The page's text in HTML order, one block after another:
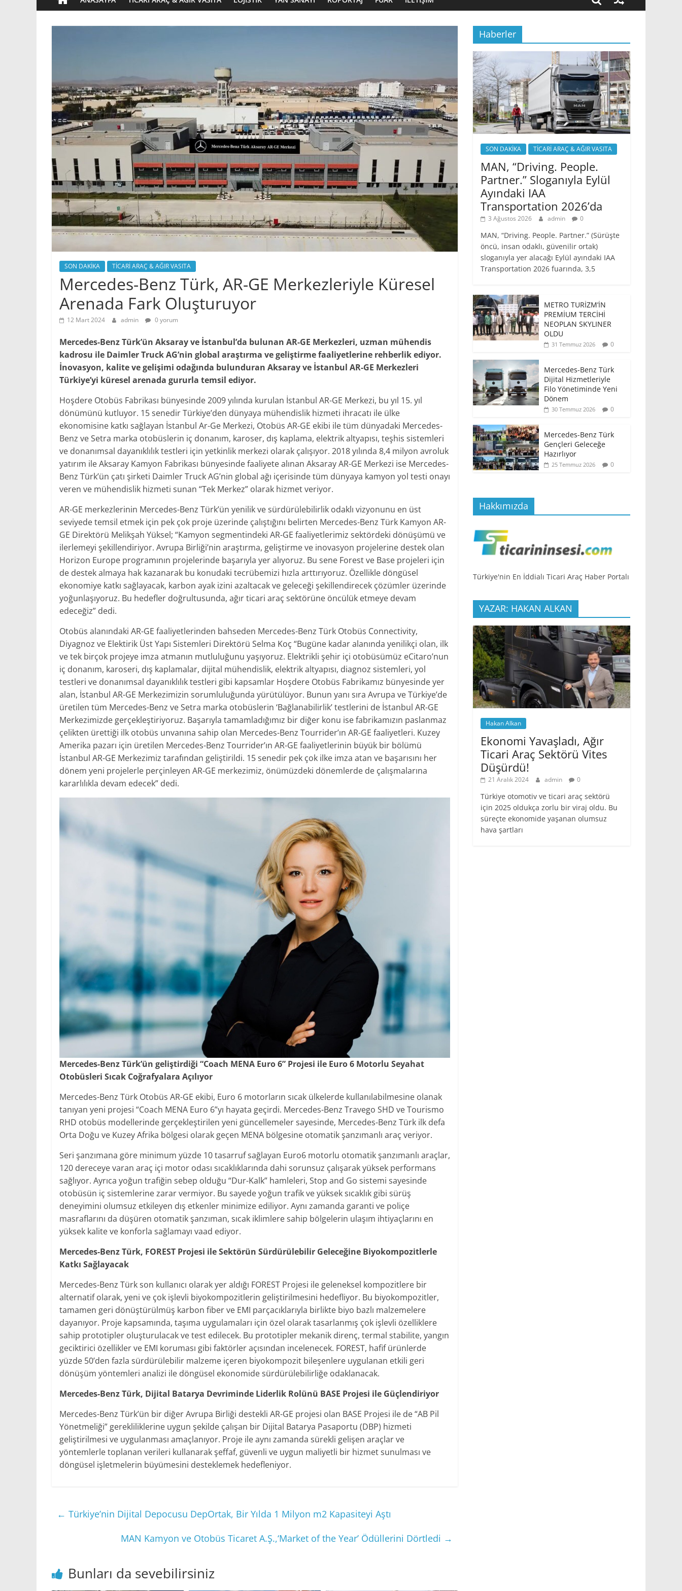
SON DAKİKA TİCARİ ARAÇ & AĞIR VASITA
Mercedes-Benz Türk, AR-GE Merkezleriyle Küresel
Arenada Fark Oluşturuyor
12 Mart 2024 admin 0 yorum
Mercedes-Benz Türk’ün Aksaray ve İstanbul’da bulunan AR-GE Merkezleri, uzman mühendis
kadrosu ile Daimler Truck AG’nin global araştırma ve geliştirme faaliyetlerine rehberlik ediyor.
İnovasyon, kalite ve gelişimi odağında bulunduran Aksaray ve İstanbul AR-GE Merkezleri
Türkiye’yi küresel arenada gururla temsil ediyor.
Hoşdere Otobüs Fabrikası bünyesinde 2009 yılında kurulan İstanbul AR-GE Merkezi, bu yıl 15. yıl
dönümünü kutluyor. 15 senedir Türkiye’den dünyaya mühendislik hizmeti ihracatı ile ülke
ekonomisine katkı sağlayan İstanbul Ar-Ge Merkezi, Otobüs AR-GE ekibi ile tüm dünyadaki Mercedes-
Benz ve Setra marka otobüslerin iç donanım, karoser, dış kaplama, elektrik altyapısı, teşhis sistemleri
ve donanımsal dayanıklılık testleri için yetkinlik merkezi olarak çalışıyor. 2018 yılında 8,4 milyon avroluk
yatırım ile Aksaray Kamyon Fabrikası bünyesinde faaliyete alınan Aksaray AR-GE Merkezi ise Mercedes-
Benz Türk’ün çatı şirketi Daimler Truck AG’nin global ağı içerisinde tüm dünyaya kamyon yol testi onayı
veren ve mühendislik hizmeti sunan “Tek Merkez” olarak hizmet veriyor.
AR-GE merkezlerinin Mercedes-Benz Türk’ün yenilik ve sürdürülebilirlik odaklı vizyonunu en üst
seviyede temsil etmek için pek çok proje üzerinde çalıştığını belirten Mercedes-Benz Türk Kamyon AR-
GE Direktörü Melikşah Yüksel; “Kamyon segmentindeki AR-GE faaliyetlerimiz sektördeki dönüşümü ve
ilerlemeyi şekillendiriyor. Avrupa Birliği’nin araştırma, geliştirme ve inovasyon projelerine destek olan
Horizon Europe programının projelerinde başarıyla yer alıyoruz. Bu sene Forest ve Base projeleri için
de destek almaya hak kazanarak bu konudaki tecrübemizi hızla arttırıyoruz. Özellikle döngüsel
ekonomiye katkı sağlayacak, karbon ayak izini azaltacak ve geleceği şekillendirecek çözümler üzerinde
yoğunlaşıyoruz. Bu hedefler doğrultusunda, ağır ticari araç sektörüne öncülük etmeye devam
edeceğiz” dedi.
Otobüs alanındaki AR-GE faaliyetlerinden bahseden Mercedes-Benz Türk Otobüs Connectivity,
Diyagnoz ve Elektirik Üst Yapı Sistemleri Direktörü Selma Koç “Bugüne kadar alanında yenilikçi olan, ilk
ve tek birçok projeye imza atmanın mutluluğunu yaşıyoruz. Elektrikli şehir içi otobüsümüz eCitaro’nun
iç donanım, karoseri, dış kaplamalar, dijital mühendislik, elektrik altyapısı, diagnoz sistemleri, yol
testleri ve donanımsal dayanıklılık testleri gibi kapsamlar Hoşdere Otobüs Fabrikamız bünyesinde yer
alan, İstanbul AR-GE Merkezimizin sorumluluğunda yürütülüyor. Bunun yanı sıra Avrupa ve Türkiye’de
üretilen tüm Mercedes-Benz ve Setra marka otobüslerin ‘Bağlanabilirlik’ testlerini de İstanbul AR-GE
Merkezimizde gerçekleştiriyoruz. Başarıyla tamamladığımız bir diğer konu ise fabrikamızın paslanmaz
çelikten ürettiği ilk otobüs unvanına sahip olan Mercedes-Benz Tourrider’ın AR-GE faaliyetleri. Kuzey
Amerika pazarı için üretilen Mercedes-Benz Tourrider’ın AR-GE faaliyetlerinin büyük bir bölümü
İstanbul AR-GE Merkezimiz tarafından geliştirildi. 15 senedir pek çok ilke imza atan ve başarısını her
dönem yeni projelerle perçinleyen AR-GE merkezimiz, önümüzdeki dönemlerde de çalışmalarına
kararlılıkla devam edecek” dedi.
Mercedes-Benz Türk’ün geliştirdiği “Coach MENA Euro 6” Projesi ile Euro 6 Motorlu Seyahat
Otobüsleri Sıcak Coğrafyalara Açılıyor
Mercedes-Benz Türk Otobüs AR-GE ekibi, Euro 6 motorların sıcak ülkelerde kullanılabilmesine olanak
tanıyan yeni projesi “Coach MENA Euro 6”yı hayata geçirdi. Mercedes-Benz Travego SHD ve Tourismo
RHD otobüs modellerinde gerçekleştirilen yeni güncellemeler sayesinde, Mercedes-Benz Türk ilk defa
Orta Doğu ve Kuzey Afrika bölgesi olarak geçen MENA bölgesine otomatik şanzımanlı araç veriyor.
Seri şanzımana göre minimum yüzde 10 tasarruf sağlayan Euro6 motorlu otomatik şanzımanlı araçlar,
120 dereceye varan araç içi motor odası sıcaklıklarında dahi sorunsuz çalışarak yüksek performans
sağlıyor. Ayrıca yoğun trafiğin sebep olduğu “Dur-Kalk” hamleleri, Stop and Go sistemi sayesinde
otobüsün iç sistemlerine zarar vermiyor. Bu sayede yoğun trafik ve yüksek sıcaklık gibi sürüş
deneyimini olumsuz etkileyen dış etkenler minimize ediliyor. Aynı zamanda garanti ve poliçe
masraflarını da düşüren otomatik şanzıman, sıcak iklimlere sahip bölgelerin ulaşım ihtiyaçlarını en
yüksek kalite ve konforla sağlamayı vaad ediyor.
Mercedes-Benz Türk, FOREST Projesi ile Sektörün Sürdürülebilir Geleceğine Biyokompozitlerle
Katkı Sağlayacak
Mercedes-Benz Türk son kullanıcı olarak yer aldığı FOREST Projesi ile geleneksel kompozitlere bir
alternatif olarak, yeni ve çok işlevli biyokompozitlerin geliştirilmesini hedefliyor. Bu biyokompozitler,
tamamen geri dönüştürülmüş karbon fiber ve EMI parçacıklarıyla birlikte biyo bazlı malzemelere
dayanıyor. Proje kapsamında, taşıma uygulamaları için özel olarak tasarlanmış çok işlevli özelliklere
sahip prototipler oluşturulacak ve test edilecek. Bu prototipler mekanik direnç, termal stabilite, yangın
geciktirici özellikler ve EMI koruması gibi faktörler açısından incelenecek. FOREST, hafif ürünlerde
yüzde 50’den fazla sürdürülebilir malzeme içeren biyokompozit bileşenlere uygulanan etkili geri
dönüşüm yöntemleri analizi ile döngüsel ekonomide sürdürülebilirliğe odaklanacak.
Mercedes-Benz Türk, Dijital Batarya Devriminde Liderlik Rolünü BASE Projesi ile Güçlendiriyor
Mercedes-Benz Türk’ün bir diğer Avrupa Birliği destekli AR-GE projesi olan BASE Projesi ile de “AB Pil
Yönetmeliği” gerekliliklerine uygun şekilde çalışan bir Dijital Batarya Pasaportu (DBP) hizmeti
geliştirilmesi ve uygulanması amaçlanıyor. Proje ile aynı zamanda sürekli gelişen araçlar ve
yöntemlerle toplanan verileri kullanarak şeffaf, güvenli ve uygun maliyetli bir hizmet sunulması ve
döngüsel işletmelerin büyümesini desteklemek hedefleniyor.
← Türkiye’nin Dijital Depocusu DepOrtak, Bir Yılda 1 Milyon m2 Kapasiteyi Aştı
MAN Kamyon ve Otobüs Ticaret A.Ş.,‘Market of the Year’ Ödüllerini Dörtledi →
Bunları da sevebilirsiniz
Haberler
SON DAKİKA TİCARİ ARAÇ & AĞIR VASITA
MAN, “Driving. People.
Partner.” Sloganıyla Eylül
Ayındaki IAA
Transportation 2026’da
3 Ağustos 2026 admin 0
MAN, “Driving. People. Partner.” (Sürüşte
öncü, insan odaklı, güvenilir ortak)
sloganıyla yer alacağı Eylül ayındaki IAA
Transportation 2026 fuarında, 3,5
METRO TURİZM’İN
PREMİUM TERCİHİ
NEOPLAN SKYLINER
OLDU
31 Temmuz 2026 0
Mercedes-Benz Türk
Dijital Hizmetleriyle
Filo Yönetiminde Yeni
Dönem
30 Temmuz 2026 0
Mercedes-Benz Türk
Gençleri Geleceğe
Hazırlıyor
25 Temmuz 2026 0
Hakkımızda
Türkiye'nin En İddialı Ticari Araç Haber Portalı
YAZAR: HAKAN ALKAN
Hakan Alkan
Ekonomi Yavaşladı, Ağır
Ticari Araç Sektörü Vites
Düşürdü!
21 Aralık 2024 admin 0
Türkiye otomotiv ve ticari araç sektörü
için 2025 oldukça zorlu bir viraj oldu. Bu
süreçte ekonomide yaşanan olumsuz
hava şartları